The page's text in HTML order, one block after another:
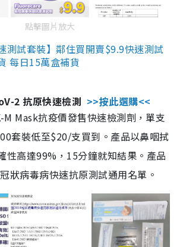
點擊圖片放大
測試套裝】鄰住買開賣$9.9快速測試
每日15萬盒補貨
2 抗原快速檢測 >>按此選購<<
M Mask抗疫價發售快速檢測劑，單支
套裝低至$20/支買到。產品以鼻咽拭
性高達99%，15分鐘就知結果。產品
狀病毒病快速抗原測試通用名單。